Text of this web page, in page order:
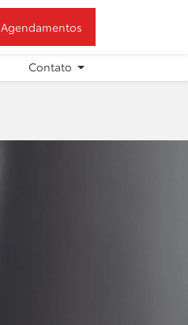
Agendamentos
Contato